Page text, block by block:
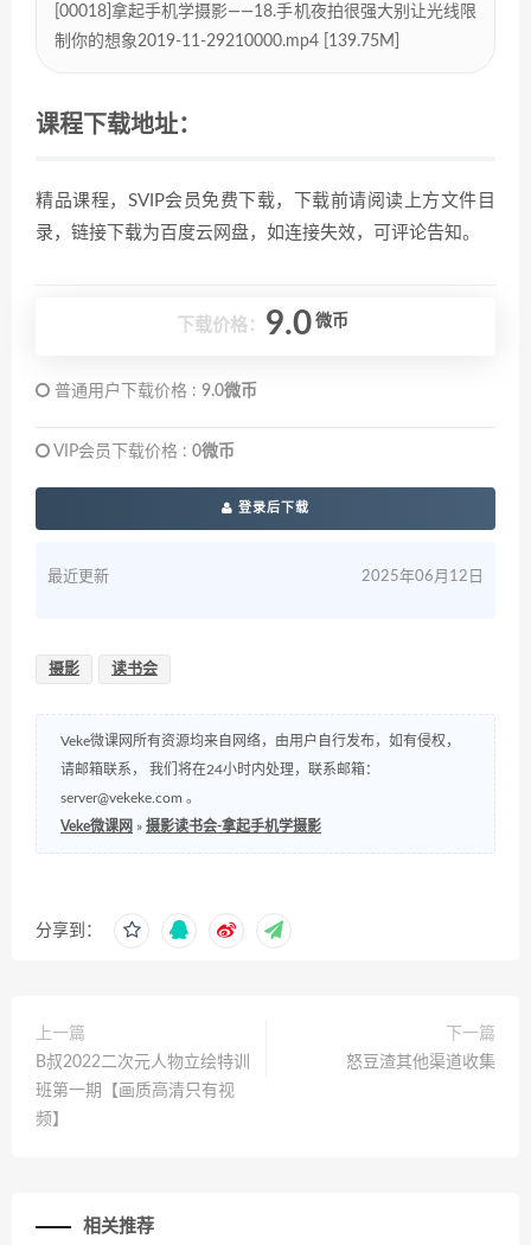
[00018]拿起手机学摄影——18.手机夜拍很强大别让光线限
制你的想象2019-11-29210000.mp4 [139.75M]
课程下载地址：
精品课程，SVIP会员免费下载，下载前请阅读上方文件目
录，链接下载为百度云网盘，如连接失效，可评论告知。
下载价格： 9.0 微币
普通用户下载价格 : 9.0微币
VIP会员下载价格 : 0微币
登录后下载
最近更新 2025年06月12日
摄影 读书会
Veke微课网所有资源均来自网络，由用户自行发布，如有侵权，
请邮箱联系， 我们将在24小时内处理，联系邮箱：
server@vekeke.com 。
Veke微课网 » 摄影读书会-拿起手机学摄影
分享到：
上一篇
B叔2022二次元人物立绘特训
班第一期【画质高清只有视
频】
下一篇
怒豆渣其他渠道收集
相关推荐